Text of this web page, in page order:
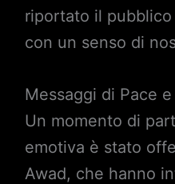
riportato il
con un senso di
Messaggi di Pace
Un momento di
emotiva è stato
Awad, che hanno